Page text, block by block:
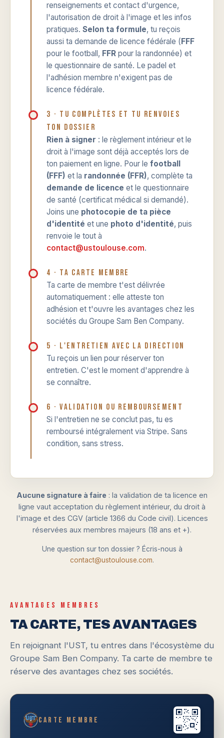
renseignements et contact d'urgence,
l'autorisation de droit à l'image et les infos
pratiques. Selon ta formule, tu reçois
aussi ta demande de licence fédérale (FFF
pour le football, FFR pour la randonnée) et
le questionnaire de santé. Le padel et
l'adhésion membre n'exigent pas de
licence fédérale.
3 · Tu complètes et tu renvoies
ton dossier
Rien à signer : le règlement intérieur et le
droit à l'image sont déjà acceptés lors de
ton paiement en ligne. Pour le football
(FFF) et la randonnée (FFR), complète ta
demande de licence et le questionnaire
de santé (certificat médical si demandé).
Joins une photocopie de ta pièce
d'identité et une photo d'identité, puis
renvoie le tout à
contact@ustoulouse.com.
4 · Ta carte membre
Ta carte de membre t'est délivrée
automatiquement : elle atteste ton
adhésion et t'ouvre les avantages chez les
sociétés du Groupe Sam Ben Company.
5 · L'entretien avec la direction
Tu reçois un lien pour réserver ton
entretien. C'est le moment d'apprendre à
se connaître.
6 · Validation ou remboursement
Si l'entretien ne se conclut pas, tu es
remboursé intégralement via Stripe. Sans
condition, sans stress.
Aucune signature à faire : la validation de ta licence en
ligne vaut acceptation du règlement intérieur, du droit à
l'image et des CGV (article 1366 du Code civil). Licences
réservées aux membres majeurs (18 ans et +).
Une question sur ton dossier ? Écris-nous à
contact@ustoulouse.com.
AVANTAGES MEMBRES
TA CARTE, TES AVANTAGES
En rejoignant l'UST, tu entres dans l'écosystème du
Groupe Sam Ben Company. Ta carte de membre te
réserve des avantages chez ses sociétés.
Carte membre